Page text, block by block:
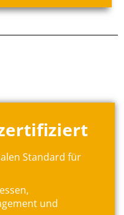
zertifiziert
Standard für
und